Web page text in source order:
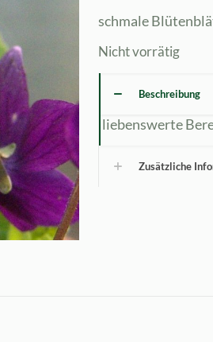
schmale
Nicht vorrätig
Beschreibung
liebenswerte
Zusätzliche